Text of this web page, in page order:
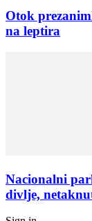
Otok
na leptira
Nacionalni
divlje,